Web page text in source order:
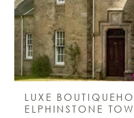
LUXE
ELPHINSTONE